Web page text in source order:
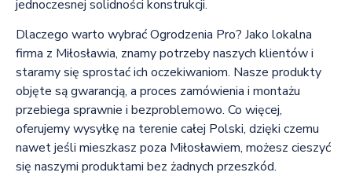
jednoczesnej solidności konstrukcji.
Dlaczego warto wybrać Ogrodzenia Pro? Jako lokalna
firma z Miłosławia, znamy potrzeby naszych klientów i
staramy się sprostać ich oczekiwaniom. Nasze produkty
objęte są gwarancją, a proces zamówienia i montażu
przebiega sprawnie i bezproblemowo. Co więcej,
oferujemy wysyłkę na terenie całej Polski, dzięki czemu
nawet jeśli mieszkasz poza Miłosławiem, możesz cieszyć
się naszymi produktami bez żadnych przeszkód.